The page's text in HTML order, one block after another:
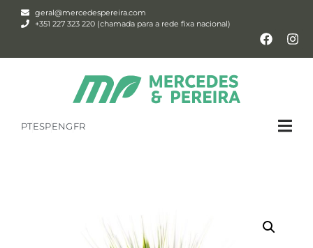
geral@mercedespereira.com
+351 227 323 220 (chamada para a rede fixa nacional)
PTESPENGFR